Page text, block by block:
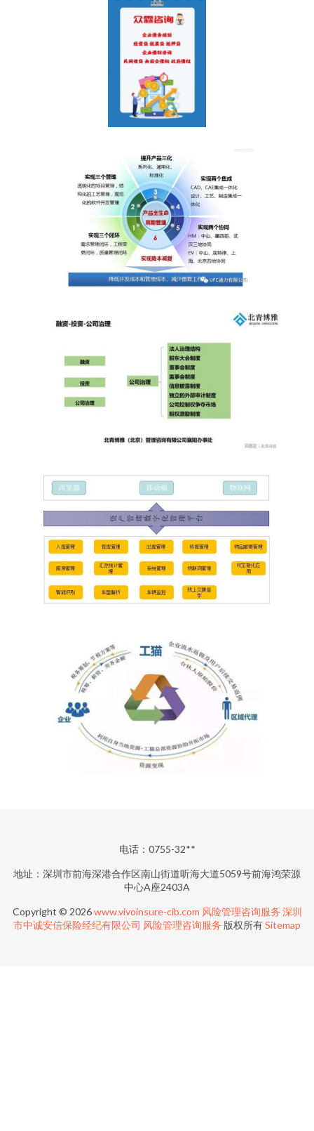
电话：0755-32**
地址：深圳市前海深港合作区南山街道听海大道5059号前海鸿荣源
中心A座2403A
Copyright © 2026www.vivoinsure-cib.com 风险管理咨询服务 深圳
市中诚安信保险经纪有限公司 风险管理咨询服务 版权所有Sitemap